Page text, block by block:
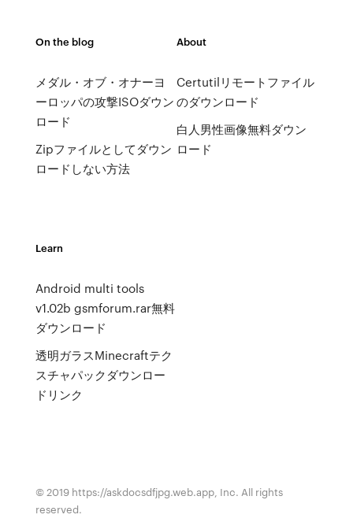
On the blog
メダル・オブ・オナーヨ
ーロッパの攻撃ISOダウン
ロード
Zipファイルとしてダウン
ロードしない方法
About
Certutilリモートファイル
のダウンロード
白人男性画像無料ダウン
ロード
Learn
Android multi tools
v1.02b gsmforum.rar無料
ダウンロード
透明ガラスMinecraftテク
スチャパックダウンロー
ドリンク
© 2019 https://askdocsdfjpg.web.app, Inc. All rights
reserved.